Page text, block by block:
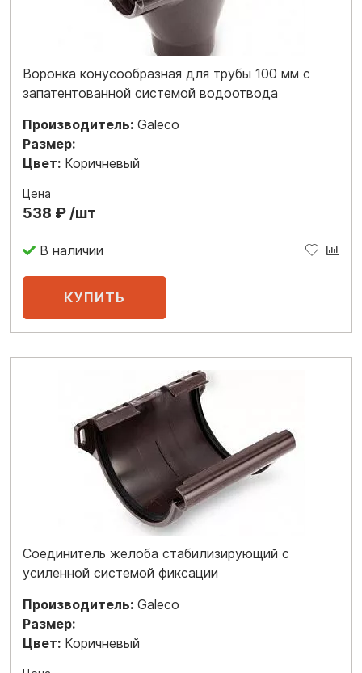
Воронка конусообразная для трубы 100 мм с
запатентованной системой водоотвода
Производитель: Galeco
Размер:
Цвет: Коричневый
Цена
538 ₽ /шт
В наличии
Соединитель желоба стабилизирующий с
усиленной системой фиксации
Производитель: Galeco
Размер:
Цвет: Коричневый